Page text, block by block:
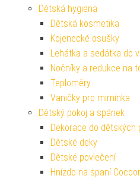
Dětská hygiena
Dětská kosmetika
Kojenecké osušky
Lehátka a sedátka do
Nočníky a redukce na
Teploměry
Vaničky pro miminka
Dětský pokoj a spánek
Dekorace do dětských
Dětské deky
Dětské povlečení
Hnízdo na spaní